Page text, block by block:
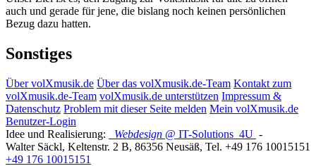
auch und gerade für jene, die bislang noch keinen persönlichen
Bezug dazu hatten.
Sonstiges
Über volXmusik.de Über das volXmusik.de-Team Kontakt zum
volXmusik.de-Team volXmusik.de unterstützen Impressum &
Datenschutz Problem mit dieser Seite melden Mein volXmusik.de
Benutzer-Login
Idee und Realisierung:
Webdesign @ IT-Solutions 4U -
Walter Säckl, Keltenstr. 2 B, 86356 Neusäß, Tel. +49 176 10015151
+49 176 10015151